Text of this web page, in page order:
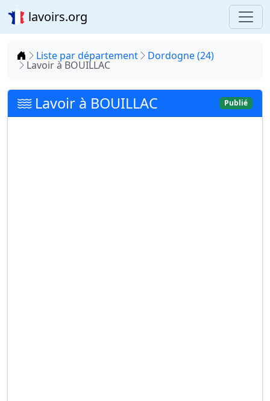
lavoirs.org
Accueil
Liste par département Dordogne (24)
Lavoir à BOUILLAC
Lavoir à BOUILLAC Publié